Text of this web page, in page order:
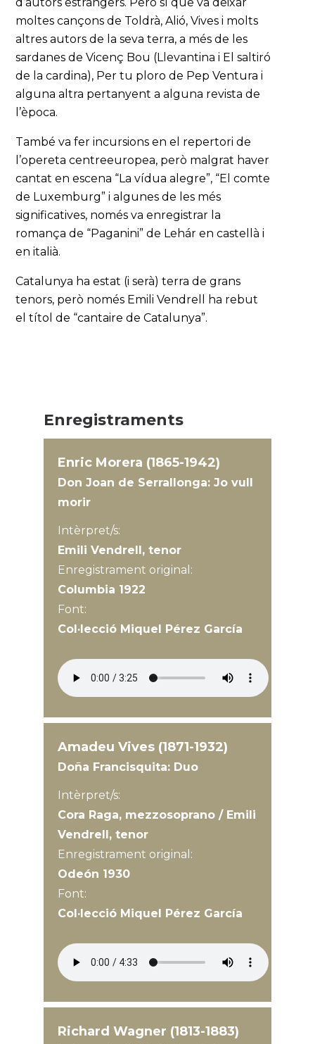
moltes cançons de Toldrà, Alió, Vives i molts
altres autors de la seva terra, a més de les
sardanes de Vicenç Bou (Llevantina i El saltiró
de la cardina), Per tu ploro de Pep Ventura i
alguna altra pertanyent a alguna revista de
l’època.
També va fer incursions en el repertori de
l’opereta centreeuropea, però malgrat haver
cantat en escena “La vídua alegre”, “El comte
de Luxemburg” i algunes de les més
significatives, només va enregistrar la
romança de “Paganini” de Lehár en castellà i
en italià.
Catalunya ha estat (i serà) terra de grans
tenors, però només Emili Vendrell ha rebut
el títol de “cantaire de Catalunya”.
Enregistraments
Enric Morera (1865-1942)
Don Joan de Serrallonga: Jo vull
morir
Intèrpret/s:
Emili Vendrell, tenor
Enregistrament original:
Columbia 1922
Font:
Col·lecció Miquel Pérez García
Amadeu Vives (1871-1932)
Doña Francisquita: Duo
Intèrpret/s:
Cora Raga, mezzosoprano / Emili
Vendrell, tenor
Enregistrament original:
Odeón 1930
Font:
Col·lecció Miquel Pérez García
Richard Wagner (1813-1883)